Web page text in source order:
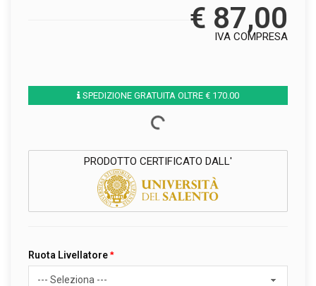
€ 87,00
IVA COMPRESA
SPEDIZIONE GRATUITA OLTRE € 170.00
PRODOTTO CERTIFICATO DALL'
Ruota Livellatore